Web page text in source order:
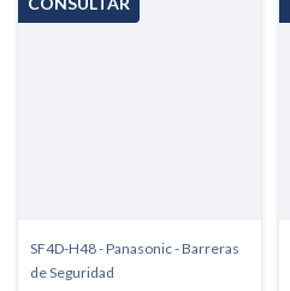
SF4D-H48 - Panasonic - Barreras
de Seguridad